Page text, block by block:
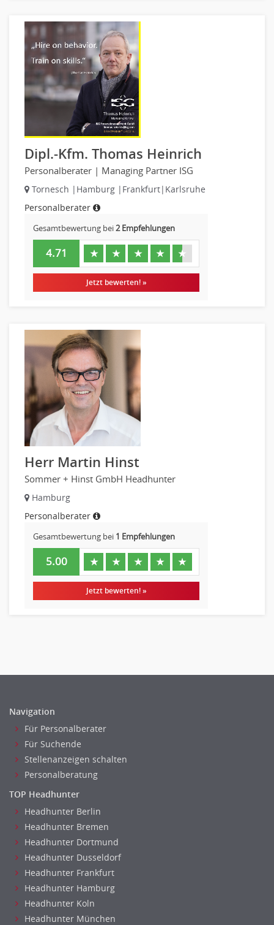
Dipl.-Kfm. Thomas Heinrich
Personalberater | Managing Partner ISG
Tornesch |Hamburg |Frankfurt|Karlsruhe
Personalberater
Gesamtbewertung bei2 Empfehlungen
4.71 ★ ★ ★ ★ ★
Jetzt bewerten! »
Herr Martin Hinst
Sommer + Hinst GmbH Headhunter
Hamburg
Personalberater
Gesamtbewertung bei 1 Empfehlungen
5.00 ★ ★ ★ ★ ★
Jetzt bewerten! »
Navigation
Für Personalberater
Für Suchende
Stellenanzeigen schalten
Personalberatung
TOP Headhunter
Headhunter Berlin
Headhunter Bremen
Headhunter Dortmund
Headhunter Dusseldorf
Headhunter Frankfurt
Headhunter Hamburg
Headhunter Koln
Headhunter München